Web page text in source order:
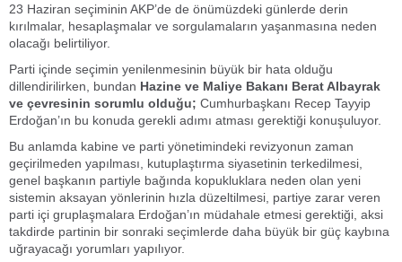
23 Haziran seçiminin AKP’de de önümüzdeki günlerde derin
kırılmalar, hesaplaşmalar ve sorgulamaların yaşanmasına neden
olacağı belirtiliyor.
Parti içinde seçimin yenilenmesinin büyük bir hata olduğu
dillendirilirken, bundan Hazine ve Maliye Bakanı Berat Albayrak
ve çevresinin sorumlu olduğu; Cumhurbaşkanı Recep Tayyip
Erdoğan’ın bu konuda gerekli adımı atması gerektiği konuşuluyor.
Bu anlamda kabine ve parti yönetimindeki revizyonun zaman
geçirilmeden yapılması, kutuplaştırma siyasetinin terkedilmesi,
genel başkanın partiyle bağında kopukluklara neden olan yeni
sistemin aksayan yönlerinin hızla düzeltilmesi, partiye zarar veren
parti içi gruplaşmalara Erdoğan’ın müdahale etmesi gerektiği, aksi
takdirde partinin bir sonraki seçimlerde daha büyük bir güç kaybına
uğrayacağı yorumları yapılıyor.